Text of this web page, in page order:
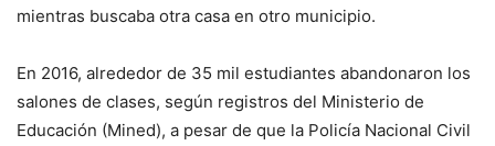
mientras buscaba otra casa en otro municipio.
En 2016, alrededor de 35 mil estudiantes abandonaron los
salones de clases, según registros del Ministerio de
Educación (Mined), a pesar de que la Policía Nacional Civil